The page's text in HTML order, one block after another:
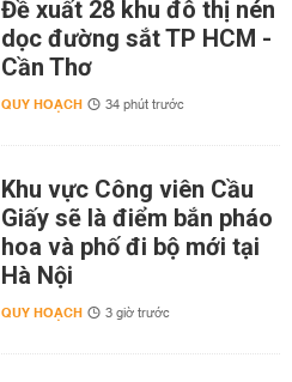
Đề xuất 28 khu đô thị nén
dọc đường sắt TP HCM -
Cần Thơ
QUY HOẠCH 34 phút trước
Khu vực Công viên Cầu
Giấy sẽ là điểm bắn pháo
hoa và phố đi bộ mới tại
Hà Nội
QUY HOẠCH 3 giờ trước